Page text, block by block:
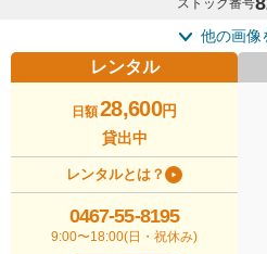
ストック番号
他の画像
レンタル
日額28,600円
貸出中
レンタルとは？
0467-55-8195
9:00〜18:00(日・祝休み)